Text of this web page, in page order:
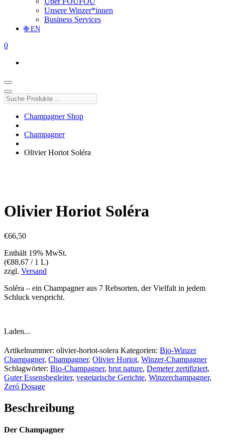
Unsere Winzer*innen
Business Services
🌐 EN
0
Suche
Produkte
Champagner Shop
Champagner
Olivier Horiot Soléra
Olivier Horiot Soléra
€66,50
Enthält 19% MwSt.
(€88,67 / 1 L)
zzgl. Versand
Soléra – ein Champagner aus 7 Rebsorten, der Vielfalt in jedem
Schluck verspricht.
Laden...
Artikelnummer: olivier-horiot-solera Kategorien: Bio-Winzer
Champagner, Champagner, Olivier Horiot, Winzer-Champagner
Schlagwörter: Bio-Champagner, brut nature, Demeter zertifiziert,
Guter Essensbegleiter, vegetarische Gerichte, Winzerchampagner,
Zeró Dosage
Beschreibung
Der Champagner